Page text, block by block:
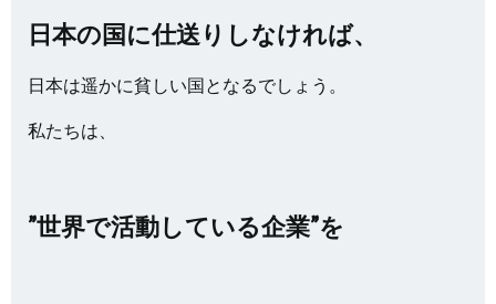
日本の国に仕送りしなければ、
日本は遥かに貧しい国となるでしょう。
私たちは、
”世界で活動している企業”を